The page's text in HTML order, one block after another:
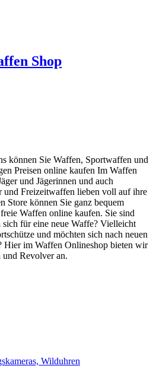
können Sie Waffen, Sportwaffen und
Preisen online kaufen Im Waffen
und Jägerinnen und auch
und Freizeitwaffen lieben voll auf ihre
Store können Sie ganz bequem
Waffen online kaufen. Sie sind
sich für eine neue Waffe? Vielleicht
und möchten sich nach neuen
Hier im Waffen Onlineshop bieten wir
und Revolver an.
Wilduhren